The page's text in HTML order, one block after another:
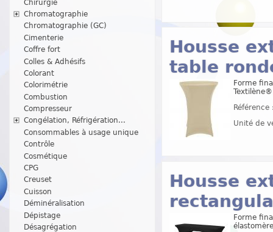
Chirurgie
Chromatographie
Chromatographie (GC)
Cimenterie
Coffre fort
Colles & Adhésifs
Colorant
Colorimétrie
Combustion
Compresseur
Congélation, Réfrigération...
Consommables à usage unique
Contrôle
Cosmétique
CPG
Creuset
Cuisson
Déminéralisation
Dépistage
Désagrégation
Housse
table
Forme
Unité de
Housse
Forme